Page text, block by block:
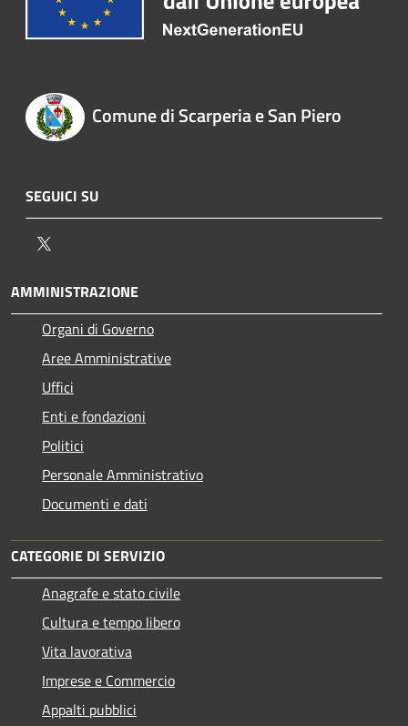
Comune di Scarperia e San Piero
SEGUICI SU
AMMINISTRAZIONE
Organi di Governo
Aree Amministrative
Uffici
Enti e fondazioni
Politici
Personale Amministrativo
Documenti e dati
CATEGORIE DI SERVIZIO
Anagrafe e stato civile
Cultura e tempo libero
Vita lavorativa
Imprese e Commercio
Appalti pubblici